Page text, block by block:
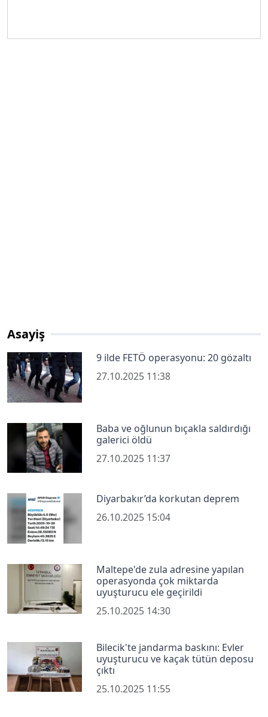
Asayiş
9 ilde FETÖ operasyonu: 20 gözaltı
27.10.2025 11:38
Baba ve oğlunun bıçakla saldırdığı
galerici öldü
27.10.2025 11:37
Diyarbakır’da korkutan deprem
26.10.2025 15:04
Maltepe'de zula adresine yapılan
operasyonda çok miktarda
uyuşturucu ele geçirildi
25.10.2025 14:30
Bilecik'te jandarma baskını: Evler
uyuşturucu ve kaçak tütün deposu
çıktı
25.10.2025 11:55